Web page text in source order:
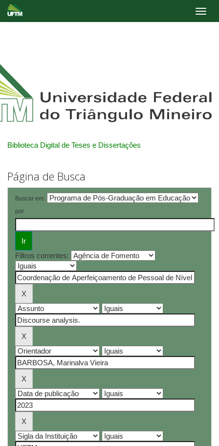
Biblioteca Digital de Teses e Dissertações
Página de Busca
Buscar em:
por
Filtros correntes: